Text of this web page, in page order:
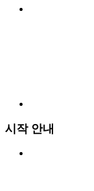
시작 안내